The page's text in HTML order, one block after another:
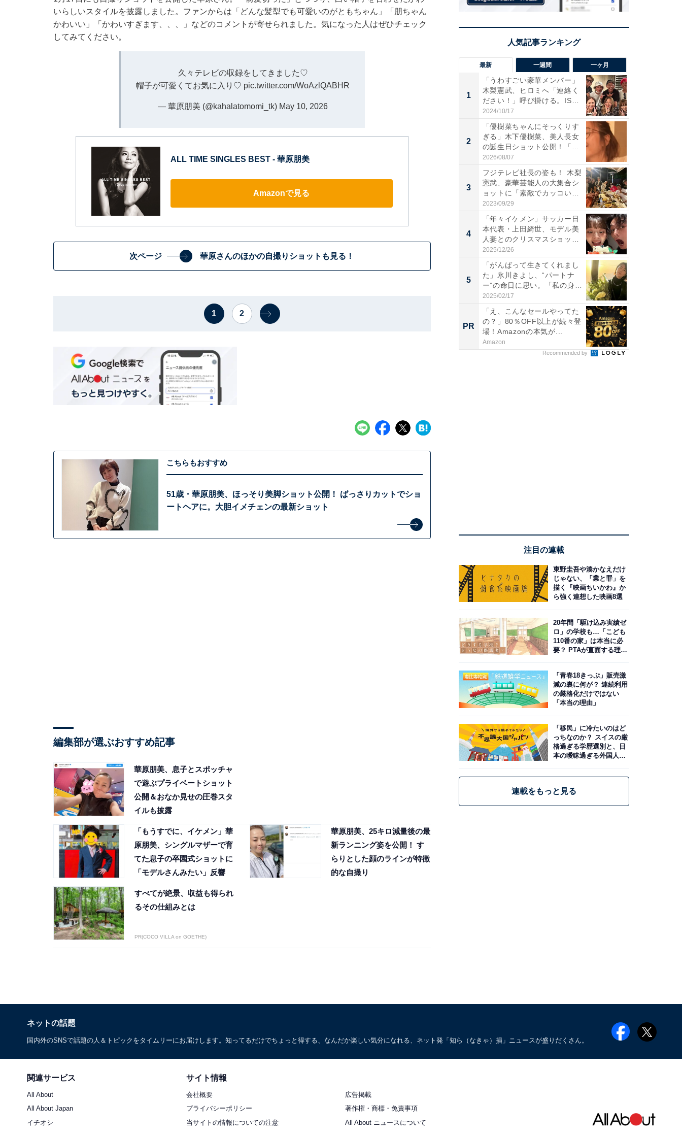
いらしいスタイルを披露しました。ファンからは「どんな髪型でも可愛いのがともちゃん」「朋ちゃん
かわいい」「かわいすぎます、、、」などのコメントが寄せられました。気になった人はぜひチェック
してみてください。
久々テレビの収録をしてきました♡
帽子が可愛くてお気に入り♡ pic.twitter.com/WoAzlQABHR
— 華原朋美 (@kahalatomomi_tk) May 10, 2026
ALL TIME SINGLES BEST - 華原朋美
Amazonで見る
次ページ 華原さんのほかの自撮りショットも見る！
1 2
こちらもおすすめ
51歳・華原朋美、ほっそり美脚ショット公開！ ばっさりカットでショ
ートヘアに。大胆イメチェンの最新ショット
編集部が選ぶおすすめ記事
華原朋美、息子とスポッチャ
で遊ぶプライベートショット
公開＆おなか見せの圧巻スタ
イルも披露
「もうすでに、イケメン」華
原朋美、シングルマザーで育
てた息子の卒園式ショットに
「モデルさんみたい」反響
華原朋美、25キロ減量後の最
新ランニング姿を公開！ す
らりとした顔のラインが特徴
的な自撮り
すべてが絶景、収益も得られ
るその仕組みとは
PR(COCO VILLA on GOETHE)
最新 一週間 一ヶ月
1
「うわすごい豪華メンバー」
木梨憲武、ヒロミへ「連絡く
ださい！」呼び掛ける。IS
S...
2024/10/17
2
「優樹菜ちゃんにそっくりす
ぎる」木下優樹菜、美人長女
の誕生日ショット公開！「1
4...
2026/08/07
3
フジテレビ社長の姿も！ 木梨
憲武、豪華芸能人の大集合シ
ョットに「素敵でカッコい
い...
2023/09/29
4
「年々イケメン」サッカー日
本代表・上田綺世、モデル美
人妻とのクリスマスショット
に...
2025/12/26
5
「がんばって生きてくれまし
た」氷川きよし、“パートナ
ー”の命日に思い。「私の身
体...
2025/02/17
PR
「え、こんなセールやってた
の？」80％OFF以上が続々登
場！Amazonの本気が...
Amazon
Recommended by
注目の連載
東野圭吾や湊かなえだけ
じゃない、「業と罪」を
描く『映画ちいかわ』か
ら強く連想した映画8選
20年間「駆け込み実績ゼ
ロ」の学校も…「こども
110番の家」は本当に必
要？ PTAが直面する理想
「青春18きっぷ」販売激
減の裏に何が？ 連続利用
の厳格化だけではない
「本当の理由」
「移民」に冷たいのはど
っちなのか？ スイスの厳
格過ぎる学歴選別と、日
本の曖昧過ぎる外国人政
連載をもっと見る
ネットの話題
国内外のSNSで話題の人＆トピックをタイムリーにお届けします。知ってるだけでちょっと得する、なんだか楽しい気分になれる、ネット発「知ら（なきゃ）損」ニュースが盛りだくさん。
関連サービス
All About
All About Japan
イチオシ
サイト情報
会社概要
広告掲載
プライバシーポリシー
著作権・商標・免責事項
当サイトの情報についての注意
All About ニュースについて